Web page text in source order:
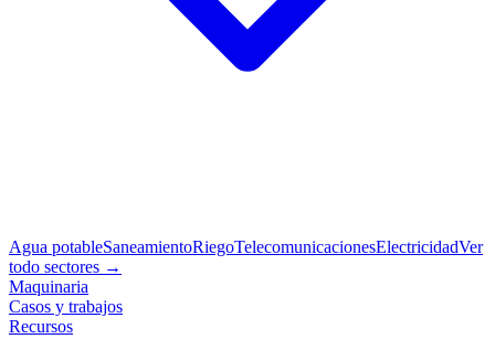
Agua potableSaneamientoRiegoTelecomunicacionesElectricidadVer
todo sectores →
Maquinaria
Casos y trabajos
Recursos